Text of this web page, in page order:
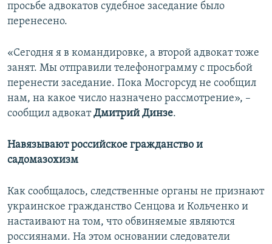
просьбе адвокатов судебное заседание было
перенесено.
«Сегодня я в командировке, а второй адвокат тоже
занят. Мы отправили телефонограмму с просьбой
перенести заседание. Пока Мосгорсуд не сообщил
нам, на какое число назначено рассмотрение», –
сообщил адвокатДмитрий Динзе.
Навязывают российское гражданство и
садомазохизм
Как сообщалось, следственные органы не признают
украинское гражданство Сенцова и Кольченко и
настаивают на том, что обвиняемые являются
россиянами. На этом основании следователи